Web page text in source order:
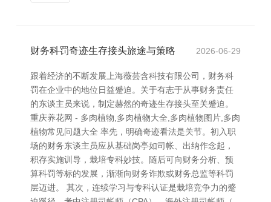
财务科罚奇迹生存接头旅途与策略 2026-06-29
跟着经济的不断发展上海薇芸含科技有限公司，财务科
罚在企业中的地位日益蹙迫。关于有志于从事财务责任
的东谈主员来说，制定赫然的奇迹生存接头至关蹙迫。
重庆养花网 - 多肉植物,多肉植物大全,多肉植物图片,多肉
植物常见问题大全 率先，明确奇迹看法是关节。初入职
场的财务东谈主员应从基础岗亭如司帐、出纳作念起，
积存实施训导，栽培专科妙技。随后可向财务分析、预
算科罚等标的发展，渐渐向财务诈欺或财务总监等科罚
层迈进。 其次，连续学习与专科认证是栽培竞争力的蹙